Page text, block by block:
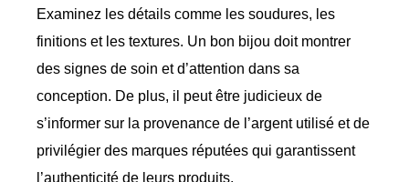
Examinez les détails comme les soudures, les
finitions et les textures. Un bon bijou doit montrer
des signes de soin et d’attention dans sa
conception. De plus, il peut être judicieux de
s’informer sur la provenance de l’argent utilisé et de
privilégier des marques réputées qui garantissent
l’authenticité de leurs produits.